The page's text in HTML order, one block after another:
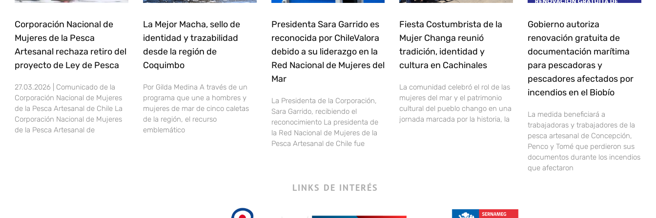
Corporación Nacional de
Mujeres de la Pesca
Artesanal rechaza retiro del
proyecto de Ley de Pesca
27.03.2026 | Comunicado de la
Corporación Nacional de Mujeres
de la Pesca Artesanal de Chile La
Corporación Nacional de Mujeres
de la Pesca Artesanal de
La Mejor Macha, sello de
identidad y trazabilidad
desde la región de
Coquimbo
Por Gilda Medina A través de un
programa que une a hombres y
mujeres de mar de cinco caletas
de la región, el recurso
emblemático
Presidenta Sara Garrido es
reconocida por ChileValora
debido a su liderazgo en la
Red Nacional de Mujeres del
Mar
La Presidenta de la Corporación,
Sara Garrido, recibiendo el
reconocimiento La presidenta de
la Red Nacional de Mujeres de la
Pesca Artesanal de Chile fue
Fiesta Costumbrista de la
Mujer Changa reunió
tradición, identidad y
cultura en Cachinales
La comunidad celebró el rol de las
mujeres del mar y el patrimonio
cultural del pueblo chango en una
jornada marcada por la historia, la
Gobierno autoriza
renovación gratuita de
documentación marítima
para pescadoras y
pescadores afectados por
incendios en el Biobío
La medida beneficiará a
trabajadoras y trabajadores de la
pesca artesanal de Concepción,
Penco y Tomé que perdieron sus
documentos durante los incendios
que afectaron
LINKS DE INTERÉS